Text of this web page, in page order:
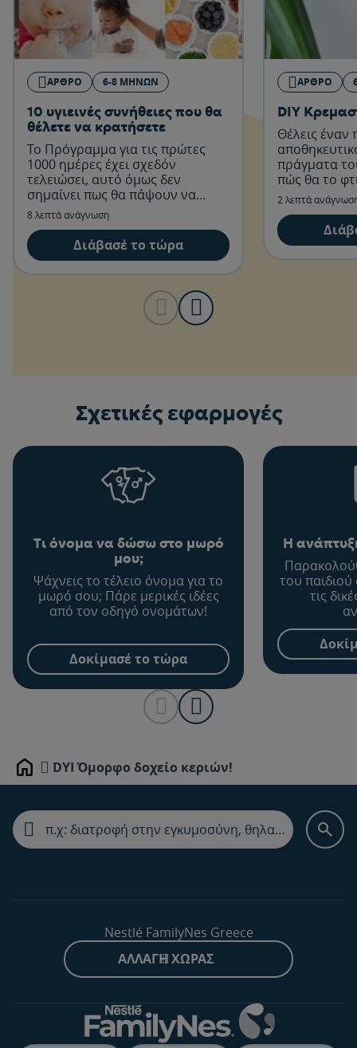
ΆΡΘΡΟ 6-8 ΜΗΝΏΝ
10 υγιεινές συνήθειες που θα
θέλετε να κρατήσετε
Το Πρόγραμμα για τις πρώτες
1000 ημέρες έχει σχεδόν
τελειώσει, αυτό όμως δεν
σημαίνει πως θα πάψουν να
ισχύουν όλα όσα έμαθες ως
8 λεπτά ανάγνωση
Διάβασέ το τώρα
ΆΡΘΡΟ
DIY
Θέλεις
πράγματα
πώς θα το
εδώ!
2 λεπτά
Σχετικές εφαρμογές
Τι όνομα να δώσω στο μωρό
μου;
Ψάχνεις το τέλειο όνομα για το
μωρό σου; Πάρε μερικές ιδέες
από τον οδηγό ονομάτων!
Δοκίμασέ το τώρα
Η
του
τις
Home DYI Όμορφο δοχείο κεριών!
Nestlé FamilyNes Greece
ΑΛΛΑΓΉ ΧΏΡΑΣ